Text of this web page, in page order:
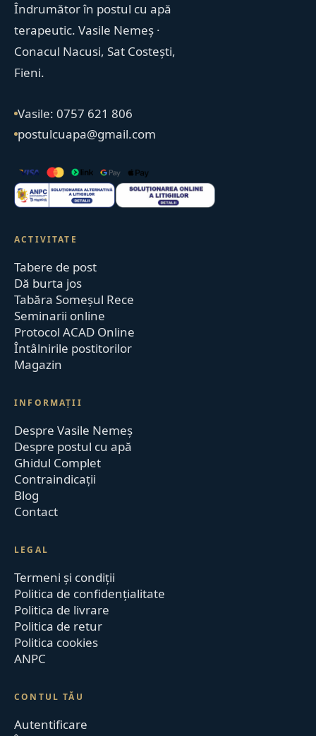
Îndrumător în postul cu apă
terapeutic. Vasile Nemeș ·
Conacul Nacusi, Sat Costești,
Fieni.
Vasile: 0757 621 806
postulcuapa@gmail.com
ACTIVITATE
Tabere de post
Dă burta jos
Tabăra Someșul Rece
Seminarii online
Protocol ACAD Online
Întâlnirile postitorilor
Magazin
INFORMAȚII
Despre Vasile Nemeș
Despre postul cu apă
Ghidul Complet
Contraindicații
Blog
Contact
LEGAL
Termeni și condiții
Politica de confidențialitate
Politica de livrare
Politica de retur
Politica cookies
ANPC
CONTUL TĂU
Autentificare